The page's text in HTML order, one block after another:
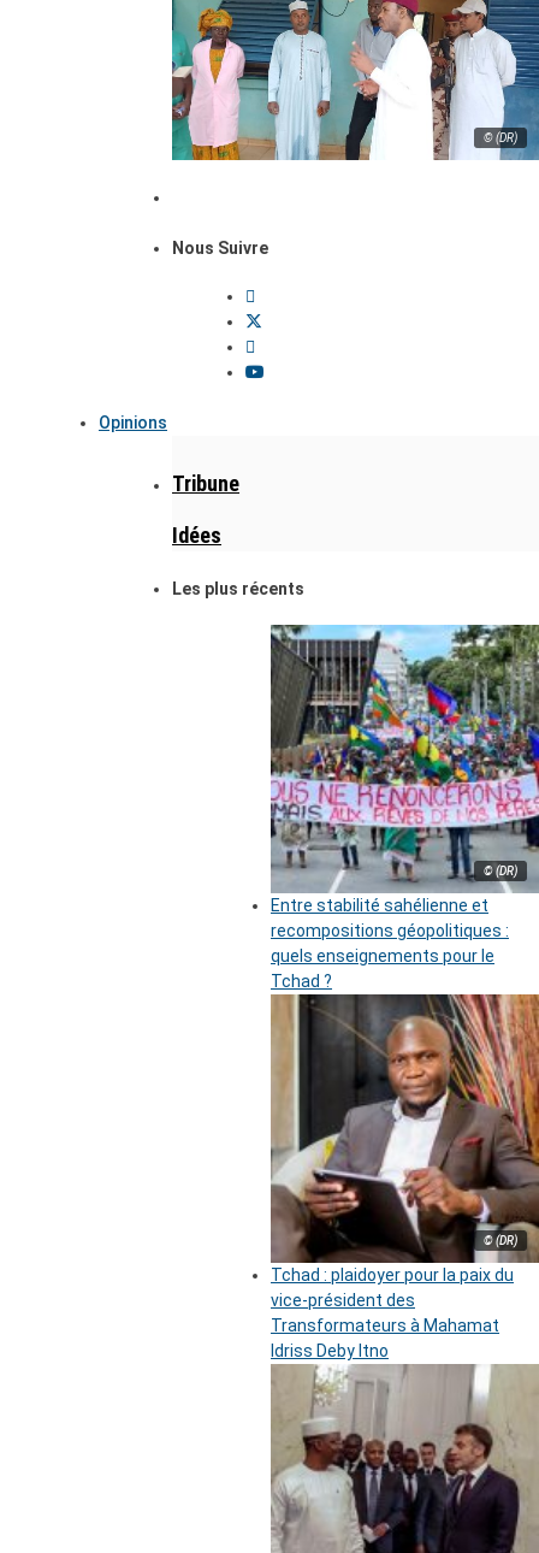
© (DR)
Nous Suivre
Opinions
Tribune
Idées
Les plus récents
© (DR)
Entre stabilité sahélienne et
recompositions géopolitiques :
quels enseignements pour le
Tchad ?
© (DR)
Tchad : plaidoyer pour la paix du
vice-président des
Transformateurs à Mahamat
Idriss Deby Itno